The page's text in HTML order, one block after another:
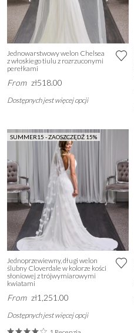
Jednowarstwowy welon Chelsea
z włoskiego tiulu z rozrzuconymi
perełkami
From zł518.00
Dostępnych jest więcej opcji
SUMMER15 - ZAOSZCZĘDŹ 15%
Jednoprzewiewny, długi welon
ślubny Cloverdale w kolorze kości
słoniowej z trójwymiarowymi
kwiatami
From zł1,251.00
Dostępnych jest więcej opcji